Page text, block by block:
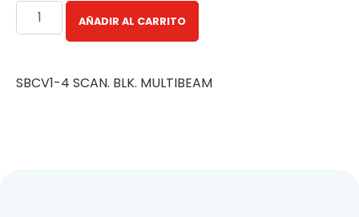
AÑADIR AL CARRITO
SBCV1-4 SCAN. BLK. MULTIBEAM